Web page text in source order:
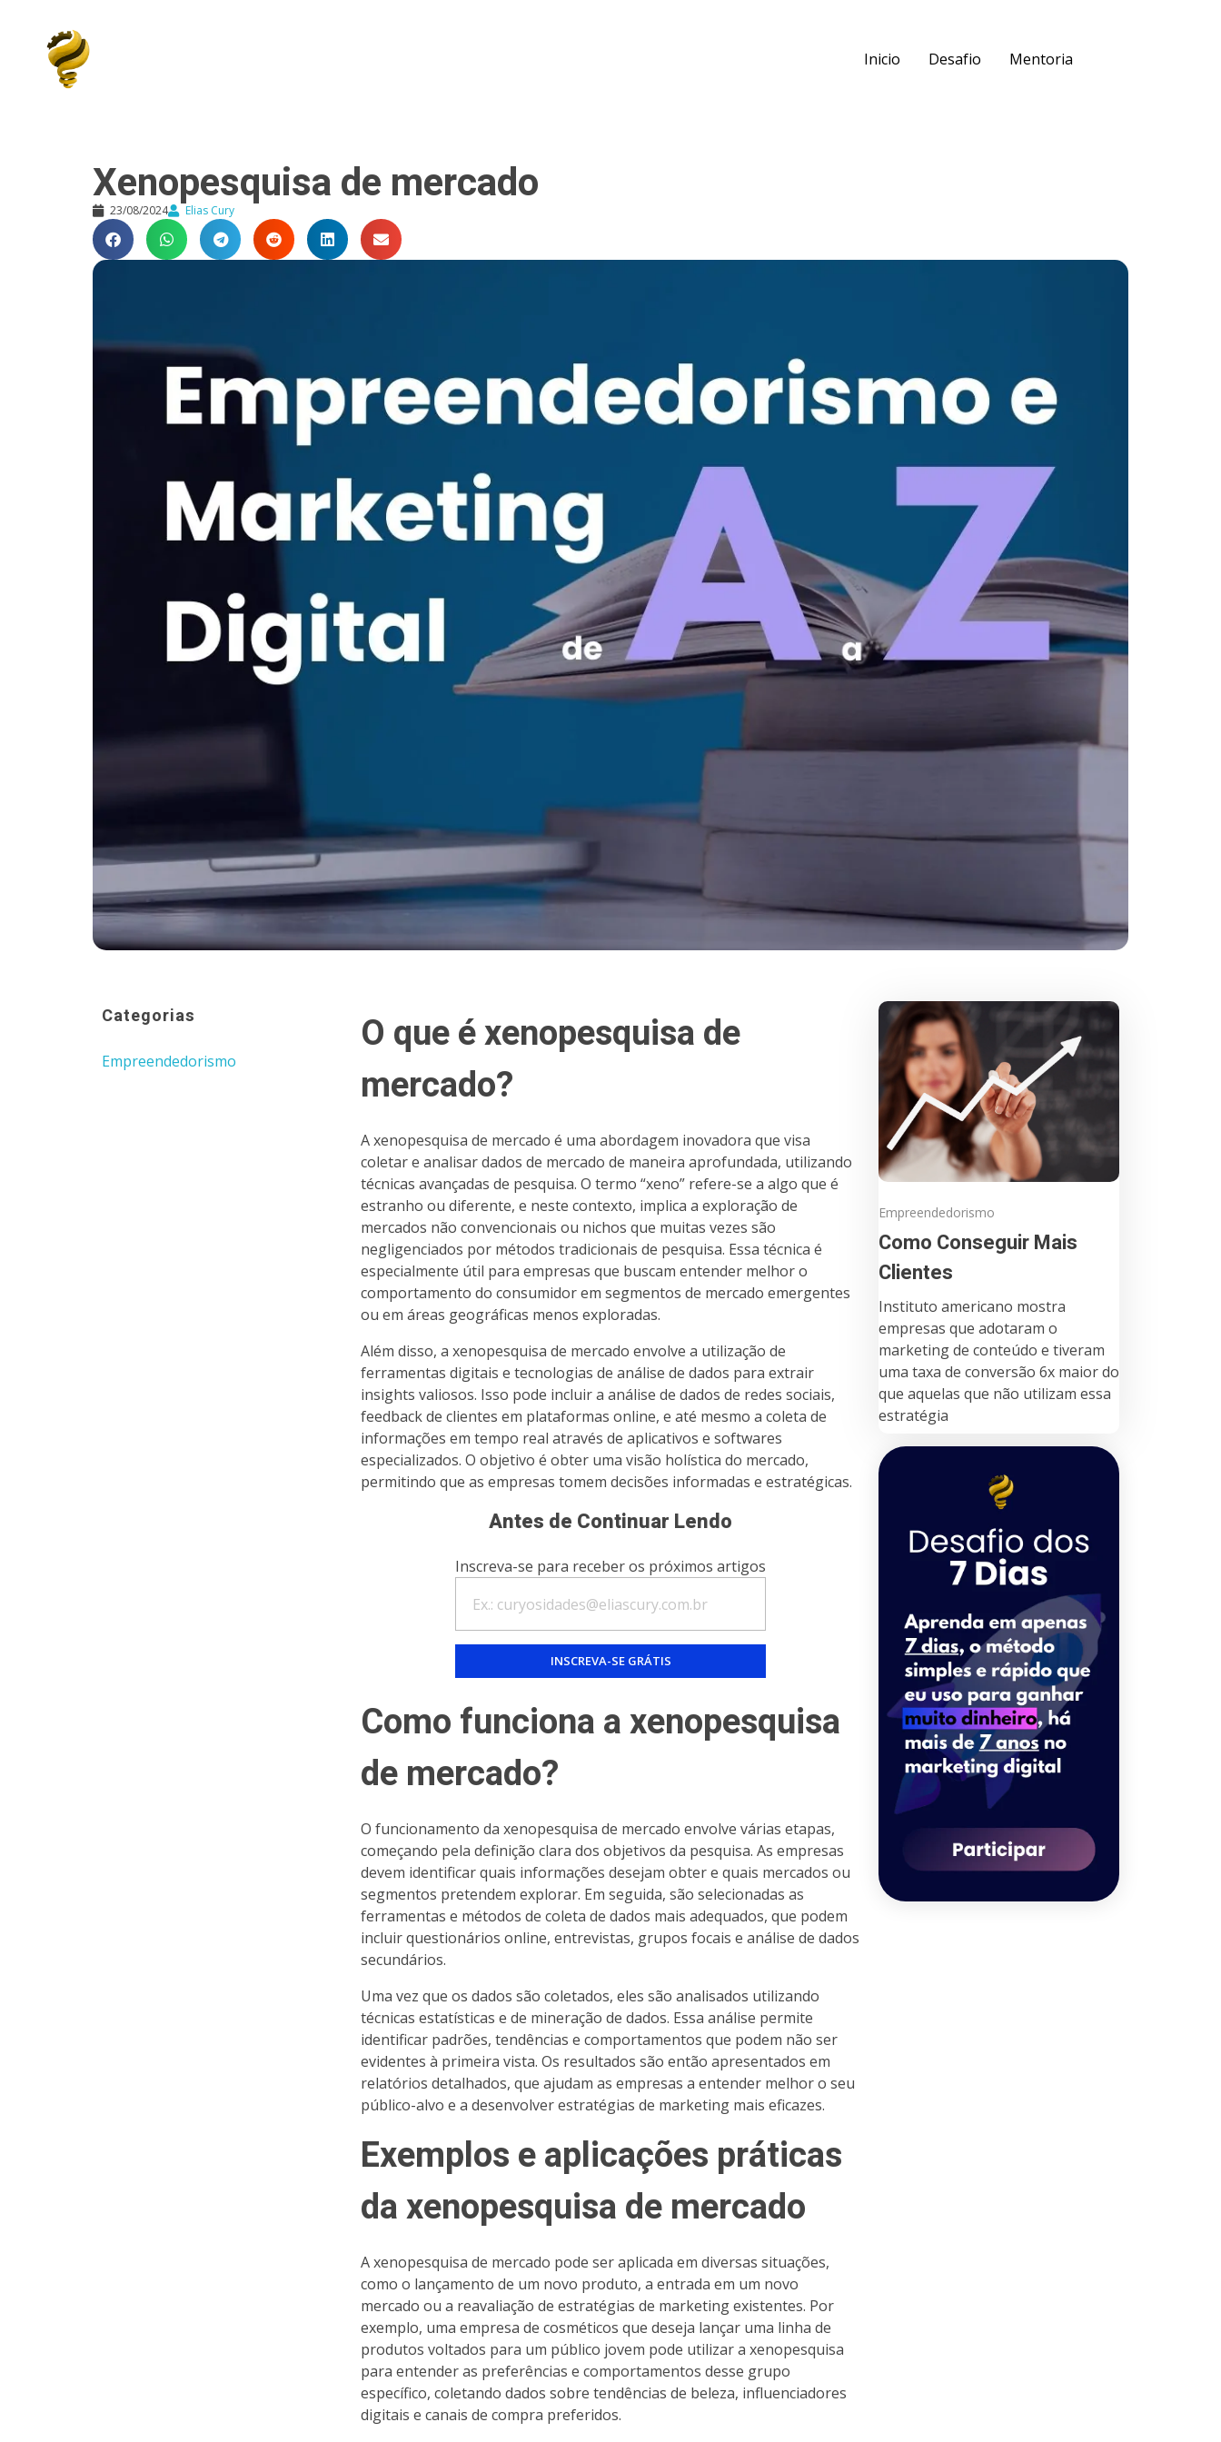
Inicio Desafio Mentoria
Xenopesquisa de mercado
23/08/2024 Elias Cury
Categorias
Empreendedorismo
O que é xenopesquisa de
mercado?
A xenopesquisa de mercado é uma abordagem inovadora que visa
coletar e analisar dados de mercado de maneira aprofundada, utilizando
técnicas avançadas de pesquisa. O termo “xeno” refere-se a algo que é
estranho ou diferente, e neste contexto, implica a exploração de
mercados não convencionais ou nichos que muitas vezes são
negligenciados por métodos tradicionais de pesquisa. Essa técnica é
especialmente útil para empresas que buscam entender melhor o
comportamento do consumidor em segmentos de mercado emergentes
ou em áreas geográficas menos exploradas.
Além disso, a xenopesquisa de mercado envolve a utilização de
ferramentas digitais e tecnologias de análise de dados para extrair
insights valiosos. Isso pode incluir a análise de dados de redes sociais,
feedback de clientes em plataformas online, e até mesmo a coleta de
informações em tempo real através de aplicativos e softwares
especializados. O objetivo é obter uma visão holística do mercado,
permitindo que as empresas tomem decisões informadas e estratégicas.
Antes de Continuar Lendo
Inscreva-se para receber os próximos artigos
Como funciona a xenopesquisa
de mercado?
O funcionamento da xenopesquisa de mercado envolve várias etapas,
começando pela definição clara dos objetivos da pesquisa. As empresas
devem identificar quais informações desejam obter e quais mercados ou
segmentos pretendem explorar. Em seguida, são selecionadas as
ferramentas e métodos de coleta de dados mais adequados, que podem
incluir questionários online, entrevistas, grupos focais e análise de dados
secundários.
Uma vez que os dados são coletados, eles são analisados utilizando
técnicas estatísticas e de mineração de dados. Essa análise permite
identificar padrões, tendências e comportamentos que podem não ser
evidentes à primeira vista. Os resultados são então apresentados em
relatórios detalhados, que ajudam as empresas a entender melhor o seu
público-alvo e a desenvolver estratégias de marketing mais eficazes.
Exemplos e aplicações práticas
da xenopesquisa de mercado
A xenopesquisa de mercado pode ser aplicada em diversas situações,
como o lançamento de um novo produto, a entrada em um novo
mercado ou a reavaliação de estratégias de marketing existentes. Por
exemplo, uma empresa de cosméticos que deseja lançar uma linha de
produtos voltados para um público jovem pode utilizar a xenopesquisa
para entender as preferências e comportamentos desse grupo
específico, coletando dados sobre tendências de beleza, influenciadores
digitais e canais de compra preferidos.
Empreendedorismo
Como Conseguir Mais
Clientes
Instituto americano mostra
empresas que adotaram o
marketing de conteúdo e tiveram
uma taxa de conversão 6x maior do
que aquelas que não utilizam essa
estratégia